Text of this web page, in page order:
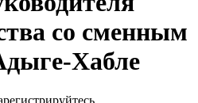
со сменным
Хабле